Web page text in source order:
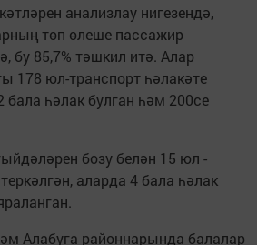
анализлау нигезендә,
төп өлеше пассажир
бу 85,7% тәшкил итә. Алар
178 юл-транспорт һәлакәте
бала һәлак булган һәм 200се
бозу белән 15 юл -
аларда 4 бала һәлак
Алабуга районнарында балалар